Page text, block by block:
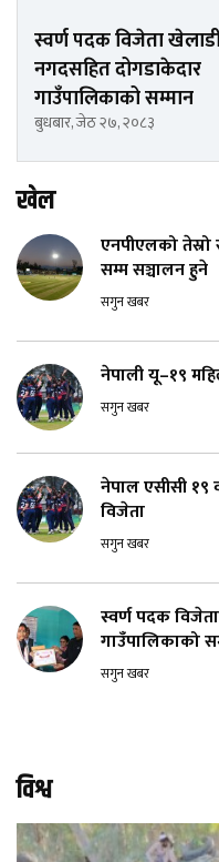
स्वर्ण पदक विजेता
नगदसहित दोगडाकेदार
गाउँपालिकाको सम्मान
बुधबार, जेठ २७, २०८३
खेल
एनपीएलको
सम्म सञ्चालन हुने
सगुन खबर
नेपाली यू–१९
सगुन खबर
नेपाल एसीसी १९
विजेता
सगुन खबर
स्वर्ण पदक
गाउँपालिकाको
सगुन खबर
विश्व